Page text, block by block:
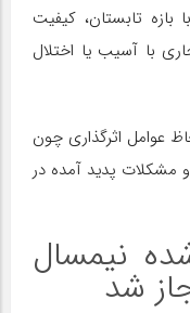
بازه تابستان، کیفیت
با آسیب یا اختلال
عوامل اثرگذاری چون
مشکلات پدید آمده در
نیمسال
شد